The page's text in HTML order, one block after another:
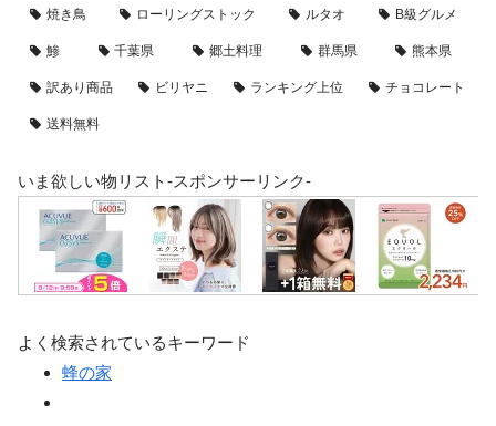
焼き鳥 ローリングストック ルタオ B級グルメ
鯵 千葉県 郷土料理 群馬県 熊本県
訳あり商品 ビリヤニ ランキング上位 チョコレート
送料無料
いま欲しい物リスト-スポンサーリンク-
よく検索されているキーワード
蜂の家